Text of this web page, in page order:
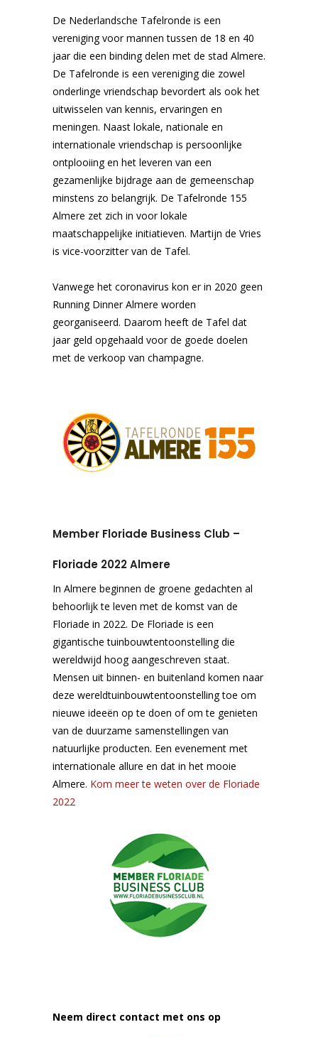
De Nederlandsche Tafelronde is een
vereniging voor mannen tussen de 18 en 40
jaar die een binding delen met de stad Almere.
De Tafelronde is een vereniging die zowel
onderlinge vriendschap bevordert als ook het
uitwisselen van kennis, ervaringen en
meningen. Naast lokale, nationale en
internationale vriendschap is persoonlijke
ontplooiing en het leveren van een
gezamenlijke bijdrage aan de gemeenschap
minstens zo belangrijk. De Tafelronde 155
Almere zet zich in voor lokale
maatschappelijke initiatieven. Martijn de Vries
is vice-voorzitter van de Tafel.
Vanwege het coronavirus kon er in 2020 geen
Running Dinner Almere worden
georganiseerd. Daarom heeft de Tafel dat
jaar geld opgehaald voor de goede doelen
met de verkoop van champagne.
Member Floriade Business Club –
Floriade 2022 Almere
In Almere beginnen de groene gedachten al
behoorlijk te leven met de komst van de
Floriade in 2022. De Floriade is een
gigantische tuinbouwtentoonstelling die
wereldwijd hoog aangeschreven staat.
Mensen uit binnen- en buitenland komen naar
deze wereldtuinbouwtentoonstelling toe om
nieuwe ideeën op te doen of om te genieten
van de duurzame samenstellingen van
natuurlijke producten. Een evenement met
internationale allure en dat in het mooie
Almere. Kom meer te weten over de Floriade
2022
Neem direct contact met ons op